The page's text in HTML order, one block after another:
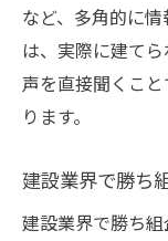
など、多角的に
は、実際に建て
声を直接聞くこ
ります。
建設業界で勝ち
建設業界で勝ち